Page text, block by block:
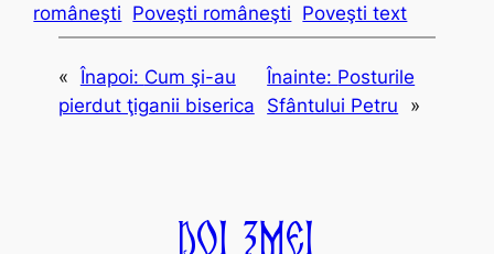
româneşti Poveşti româneşti Poveşti text
« Înapoi: Cum şi-au
pierdut ţiganii biserica
Înainte: Posturile
Sfântului Petru
»
Doi Zmei